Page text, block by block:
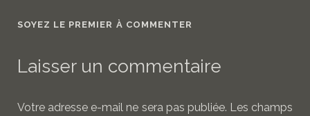
SOYEZ LE PREMIER À COMMENTER
Laisser un commentaire
Votre adresse e-mail ne sera pas publiée. Les champs